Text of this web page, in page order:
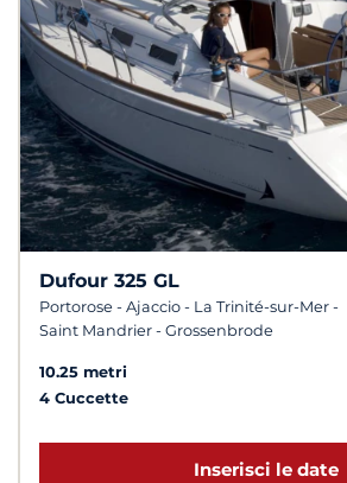
Dufour 325 GL
Portorose - Ajaccio - La Trinité-sur-Mer -
Saint Mandrier - Grossenbrode
10.25 metri
4 Cuccette
Inserisci le date